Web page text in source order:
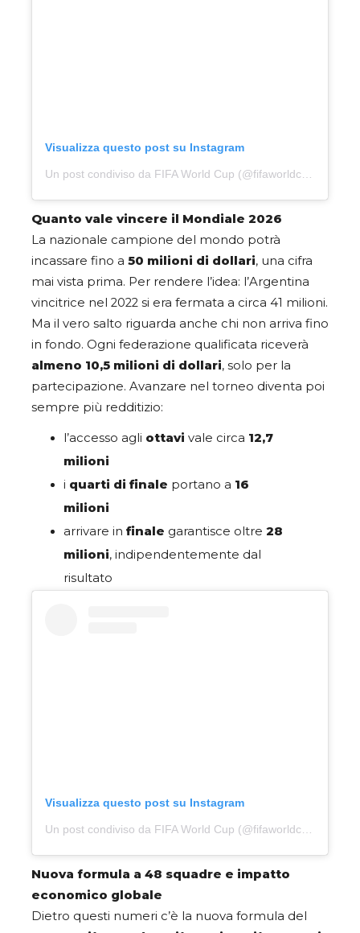
Visualizza questo post su Instagram
Quanto vale vincere il Mondiale 2026
La nazionale campione del mondo potrà
incassare fino a 50 milioni di dollari, una cifra
mai vista prima. Per rendere l’idea: l’Argentina
vincitrice nel 2022 si era fermata a circa 41 milioni.
Ma il vero salto riguarda anche chi non arriva fino
in fondo. Ogni federazione qualificata riceverà
almeno 10,5 milioni di dollari, solo per la
partecipazione. Avanzare nel torneo diventa poi
sempre più redditizio:
l’accesso agli ottavi vale circa 12,7
milioni
i quarti di finale portano a 16
milioni
arrivare in finale garantisce oltre 28
milioni, indipendentemente dal
risultato
Visualizza questo post su Instagram
Nuova formula a 48 squadre e impatto
economico globale
Dietro questi numeri c’è la nuova formula del